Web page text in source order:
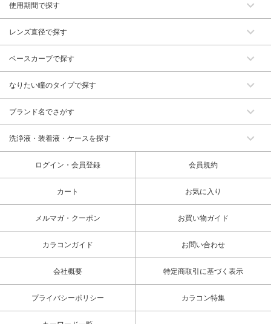
使用期間で探す
レンズ直径で探す
ベースカーブで探す
なりたい瞳のタイプで探す
ブランド名でさがす
洗浄液・装着液・ケースを探す
ログイン・会員登録 会員規約
カート お気に入り
メルマガ・クーポン お買い物ガイド
カラコンガイド お問い合わせ
会社概要 特定商取引に基づく表示
プライバシーポリシー カラコン特集